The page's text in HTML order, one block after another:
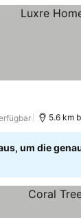
5.6 km
um die